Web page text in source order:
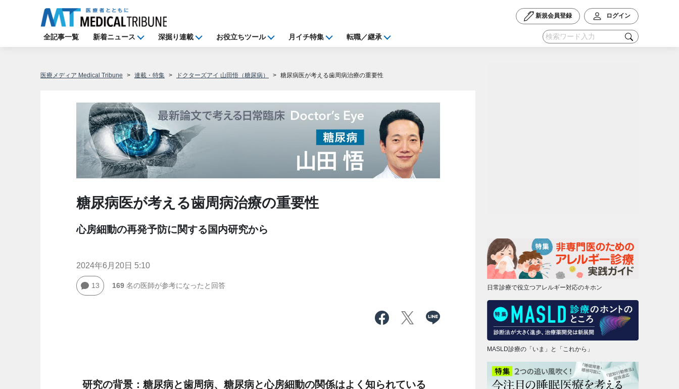
新規会員登録 ログイン
全記事一覧 新着ニュース 深掘り連載 お役立ちツール 月イチ特集 転職／継承
医療メディア Medical Tribune 連載・特集 ドクターズアイ 山田悟（糖尿病） 糖尿病医が考える歯周病治療の重要性
糖尿病医が考える歯周病治療の重要性
心房細動の再発予防に関する国内研究から
2024年6月20日 5:10
13 169名の医師が参考になったと回答
研究の背景：糖尿病と歯周病、糖尿病と心房細動の関係はよく知られている
日常診療で役立つアレルギー対応のキホン
MASLD診療の「いま」と「これから」